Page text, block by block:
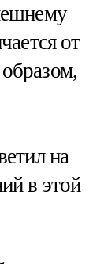
от
на
в этой